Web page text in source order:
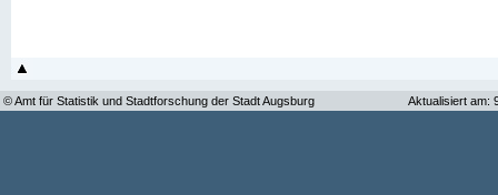
© Amt für Statistik und Stadtforschung der Stadt Augsburg Aktualisiert am: